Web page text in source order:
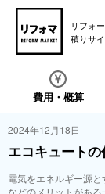
リフォ
積りサ
費用・概算
2024年12月18日
エコキュート
電気をエネルギー源
などのメリットがあ